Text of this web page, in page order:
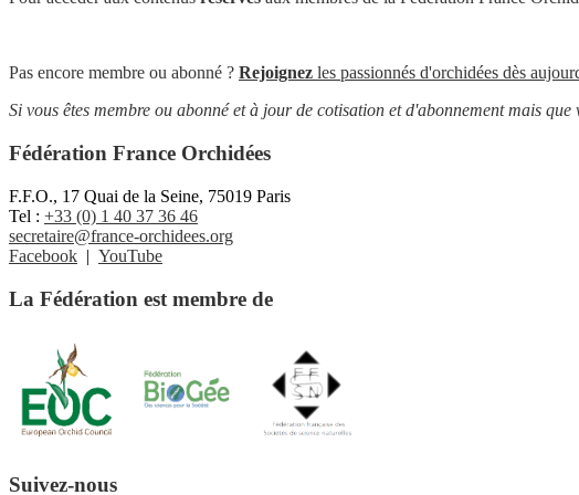
Pas encore membre ou abonné ? Rejoignez les passionnés d'orchidées dès
Si vous êtes membre ou abonné et à jour de cotisation et d'abonnement mais
Fédération France Orchidées
F.F.O., 17 Quai de la Seine, 75019 Paris
Tel : +33 (0) 1 40 37 36 46
secretaire@france-orchidees.org
Facebook | YouTube
La Fédération est membre de
Suivez-nous